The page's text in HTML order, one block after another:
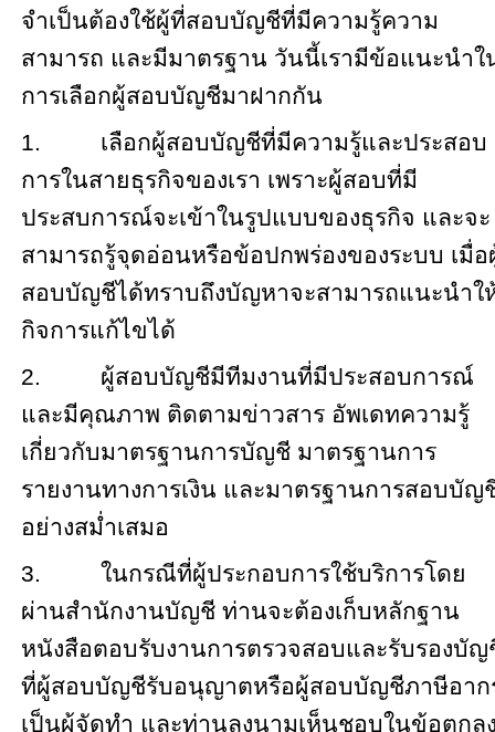
จำเป็นต้องใช้ผู้ที่สอบบัญชีที่มีความรู้ความ
สามารถ และมีมาตรฐาน วันนี้เรามีข้อแนะนำใ
การเลือกผู้สอบบัญชีมาฝากกัน
1. เลือกผู้สอบบัญชีที่มีความรู้และประสอบ
การในสายธุรกิจของเรา เพราะผู้สอบที่มี
ประสบการณ์จะเข้าในรูปแบบของธุรกิจ และจะ
สามารถรู้จุดอ่อนหรือข้อปกพร่องของระบบ เมื่อ
สอบบัญชีได้ทราบถึงบัญหาจะสามารถแนะนำใ
กิจการแก้ไขได้
2. ผู้สอบบัญชีมีทีมงานที่มีประสอบการณ์
และมีคุณภาพ ติดตามข่าวสาร อัพเดทความรู้
เกี่ยวกับมาตรฐานการบัญชี มาตรฐานการ
รายงานทางการเงิน และมาตรฐานการสอบบัญ
อย่างสม่ำเสมอ
3. ในกรณีที่ผู้ประกอบการใช้บริการโดย
ผ่านสำนักงานบัญชี ท่านจะต้องเก็บหลักฐาน
หนังสือตอบรับงานการตรวจสอบและรับรองบัญ
ที่ผู้สอบบัญชีรับอนุญาตหรือผู้สอบบัญชีภาษีอาก
เป็นผู้จัดทำ และท่านลงนามเห็นชอบในข้อตกล